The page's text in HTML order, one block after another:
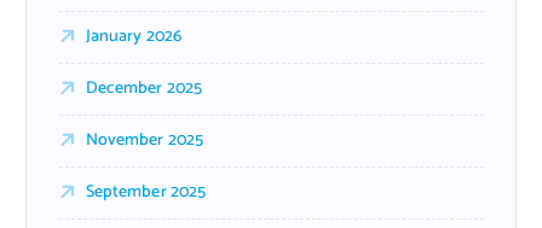
January 2026
December 2025
November 2025
September 2025